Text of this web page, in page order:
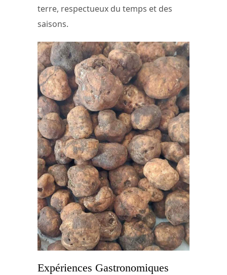
terre, respectueux du temps et des
saisons.
Expériences Gastronomiques